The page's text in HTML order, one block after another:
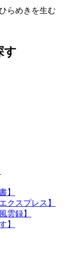
らめきを生む
す
】
クスプレス】
雲録】
】